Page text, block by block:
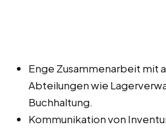
Enge Zusammenarbeit mit
Abteilungen wie
Buchhaltung.
Kommunikation von